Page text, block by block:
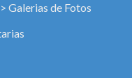
> Galerias de Fotos